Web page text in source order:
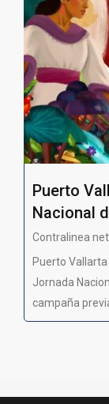
Puerto
Nacional
Contralinea
Puerto
Jornada
campaña